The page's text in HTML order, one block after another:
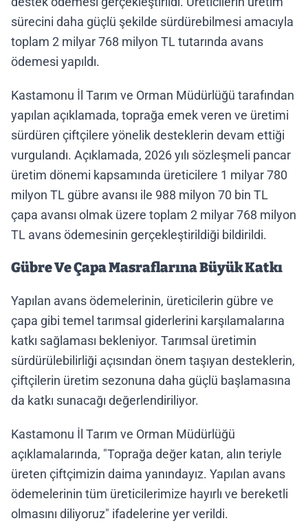
sürecini daha güçlü şekilde sürdürebilmesi amacıyla
toplam 2 milyar 768 milyon TL tutarında avans
ödemesi yapıldı.
Kastamonu İl Tarım ve Orman Müdürlüğü tarafından
yapılan açıklamada, toprağa emek veren ve üretimi
sürdüren çiftçilere yönelik desteklerin devam ettiği
vurgulandı. Açıklamada, 2026 yılı sözleşmeli pancar
üretim dönemi kapsamında üreticilere 1 milyar 780
milyon TL gübre avansı ile 988 milyon 70 bin TL
çapa avansı olmak üzere toplam 2 milyar 768 milyon
TL avans ödemesinin gerçekleştirildiği bildirildi.
Gübre Ve Çapa Masraflarına Büyük Katkı
Yapılan avans ödemelerinin, üreticilerin gübre ve
çapa gibi temel tarımsal giderlerini karşılamalarına
katkı sağlaması bekleniyor. Tarımsal üretimin
sürdürülebilirliği açısından önem taşıyan desteklerin,
çiftçilerin üretim sezonuna daha güçlü başlamasına
da katkı sunacağı değerlendiriliyor.
Kastamonu İl Tarım ve Orman Müdürlüğü
açıklamalarında, "Toprağa değer katan, alın teriyle
üreten çiftçimizin daima yanındayız. Yapılan avans
ödemelerinin tüm üreticilerimize hayırlı ve bereketli
olmasını diliyoruz" ifadelerine yer verildi.